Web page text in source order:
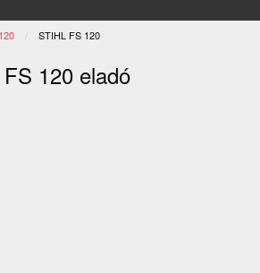
JELENLEGI:
STIHL FS 120
120 eladó